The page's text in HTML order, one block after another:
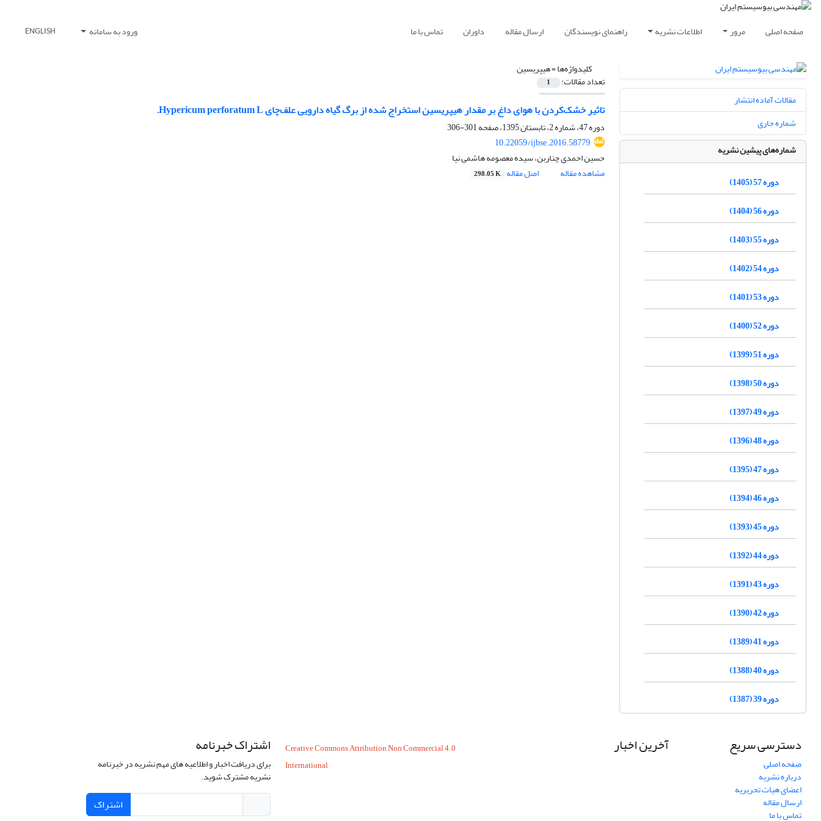
صفحه اصلی مرور اطلاعات نشریه راهنمای نویسندگان ارسال مقاله داوران تماس با ما ورود به سامانه ENGLISH
کلیدواژه‌ها =هیپریسین
تعداد مقالات: 1
تاثیر خشک‌کردن با هوای داغ بر مقدار هیپریسین استخراج شده از برگ گیاه دارویی علف‌چای Hypericum perforatum L.
دوره 47، شماره 2، تابستان 1395، صفحه
301-306
10.22059/ijbse.2016.58779
حسین احمدی چناربن، سیده معصومه هاشمی نیا
مشاهده مقاله
اصل مقاله 298.05 K
مقالات آماده انتشار
شماره جاری
شماره‌های پیشین نشریه
دوره 57 (1405)
دوره 56 (1404)
دوره 55 (1403)
دوره 54 (1402)
دوره 53 (1401)
دوره 52 (1400)
دوره 51 (1399)
دوره 50 (1398)
دوره 49 (1397)
دوره 48 (1396)
دوره 47 (1395)
دوره 46 (1394)
دوره 45 (1393)
دوره 44 (1392)
دوره 43 (1391)
دوره 42 (1390)
دوره 41 (1389)
دوره 40 (1388)
دوره 39 (1387)
دسترسی سریع
صفحه اصلی
درباره نشریه
اعضای هیات تحریریه
ارسال مقاله
تماس با ما
آخرین اخبار
Creative Commons Attribution Non Commercial 4.0
International
اشتراک خبرنامه
برای دریافت اخبار و اطلاعیه های مهم نشریه در خبرنامه
نشریه مشترک شوید.
اشتراک